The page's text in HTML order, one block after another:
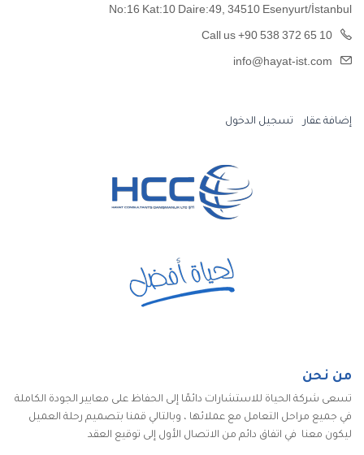
No:16 Kat:10 Daire:49, 34510 Esenyurt/İstanbul
Call us +90 538 372 65 10
info@hayat-ist.com
إضافة عقار تسجيل الدخول
من نحن
تسعى شركة الحياة للاستشارات دائمًا إلى الحفاظ على معايير الجودة الكاملة
في جميع مراحل التعامل مع عملائها ، وبالتالي قمنا بتصميم رحلة العميل
ليكون معنا في اتفاق دائم من الاتصال الأول إلى توقيع العقد